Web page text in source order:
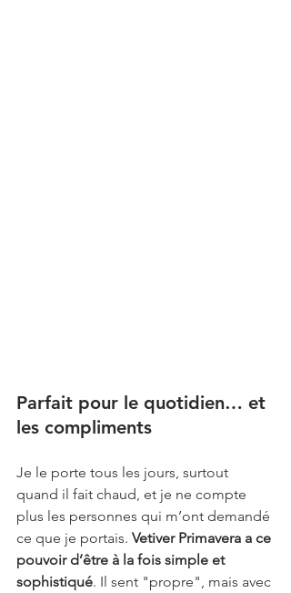
Parfait pour le quotidien… et
les compliments
Je le porte tous les jours, surtout
quand il fait chaud, et je ne compte
plus les personnes qui m’ont demandé
ce que je portais. Vetiver Primavera a ce
pouvoir d’être à la fois simple et
sophistiqué. Il sent "propre", mais avec